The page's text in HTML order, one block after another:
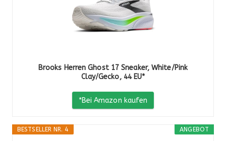
Brooks Herren Ghost 17 Sneaker, White/Pink
Clay/Gecko, 44 EU*
*Bei Amazon kaufen
ANGEBOT
BESTSELLER NR. 4